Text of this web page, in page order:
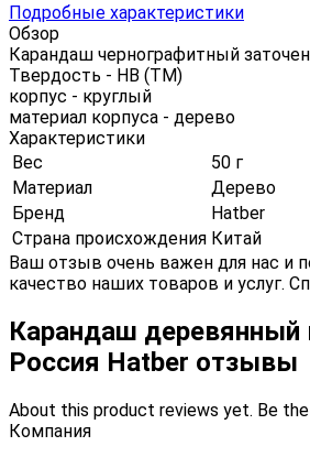
Подробные характеристики
Обзор
Карандаш чернографитный
Твердость - НВ (ТМ)
корпус - круглый
материал корпуса - дерево
Характеристики
Вес
50 г
Материал
Дерево
Бренд
Hatber
Страна происхождения Китай
Ваш отзыв очень важен для нас и
качество наших товаров и услуг.
Карандаш деревянный
Россия Hatber отзывы
About this product reviews yet. Be
Компания